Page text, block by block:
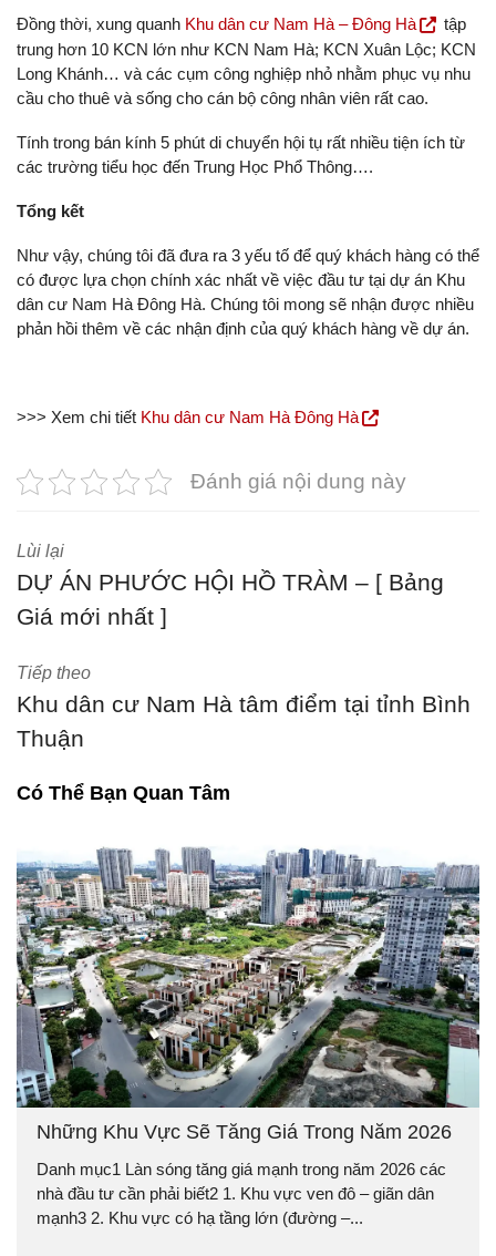
Đồng thời, xung quanh Khu dân cư Nam Hà – Đông Hà
tập
trung hơn 10 KCN lớn như KCN Nam Hà; KCN Xuân Lộc; KCN
Long Khánh… và các cụm công nghiệp nhỏ nhằm phục vụ nhu
cầu cho thuê và sống cho cán bộ công nhân viên rất cao.
Tính trong bán kính 5 phút di chuyển hội tụ rất nhiều tiện ích từ
các trường tiểu học đến Trung Học Phổ Thông….
Tổng kết
Như vậy, chúng tôi đã đưa ra 3 yếu tố để quý khách hàng có thể
có được lựa chọn chính xác nhất về việc đầu tư tại dự án Khu
dân cư Nam Hà Đông Hà. Chúng tôi mong sẽ nhận được nhiều
phản hồi thêm về các nhận định của quý khách hàng về dự án.
>>> Xem chi tiết Khu dân cư Nam Hà Đông Hà
Đánh giá nội dung này
Lùi lại
DỰ ÁN PHƯỚC HỘI HỒ TRÀM – [ Bảng
Giá mới nhất ]
Tiếp theo
Khu dân cư Nam Hà tâm điểm tại tỉnh Bình
Thuận
Có Thể Bạn Quan Tâm
Những Khu Vực Sẽ Tăng Giá Trong Năm 2026
Danh mục1 Làn sóng tăng giá mạnh trong năm 2026 các
nhà đầu tư cần phải biết2 1. Khu vực ven đô – giãn dân
mạnh3 2. Khu vực có hạ tầng lớn (đường –...